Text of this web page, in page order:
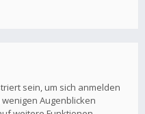
sein, um sich anmelden
Augenblicken